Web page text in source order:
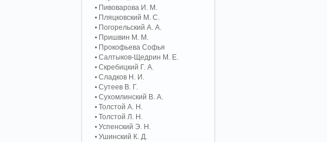
Пивоварова И. М.
Пляцковский М. С.
Погорельский А. A.
Пришвин М. М.
Прокофьева Софья
Салтыков-Щедрин М. Е.
Скребицкий Г. А.
Сладков Н. И.
Сутеев В. Г.
Сухомлинский В. А.
Толстой А. Н.
Толстой Л. Н.
Успенский Э. Н.
Ушинский К. Д.